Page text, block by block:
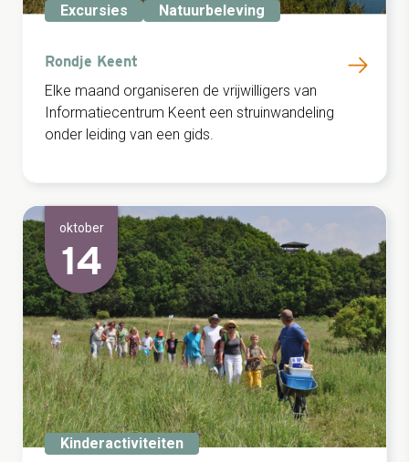
Excursies Natuurbeleving
Rondje Keent
Elke maand organiseren de vrijwilligers van
Informatiecentrum Keent een struinwandeling
onder leiding van een gids.
oktober
14
Kinderactiviteiten